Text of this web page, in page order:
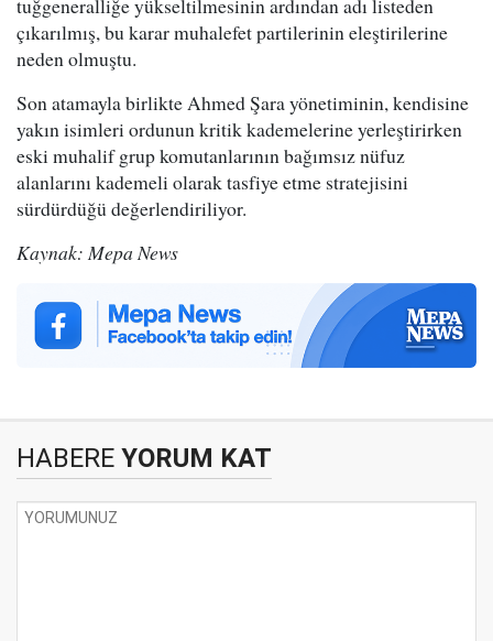
çıkarılmış, bu karar muhalefet partilerinin eleştirilerine
neden olmuştu.
Son atamayla birlikte Ahmed Şara yönetiminin, kendisine
yakın isimleri ordunun kritik kademelerine yerleştirirken
eski muhalif grup komutanlarının bağımsız nüfuz
alanlarını kademeli olarak tasfiye etme stratejisini
sürdürdüğü değerlendiriliyor.
Kaynak: Mepa News
HABERE YORUM KAT